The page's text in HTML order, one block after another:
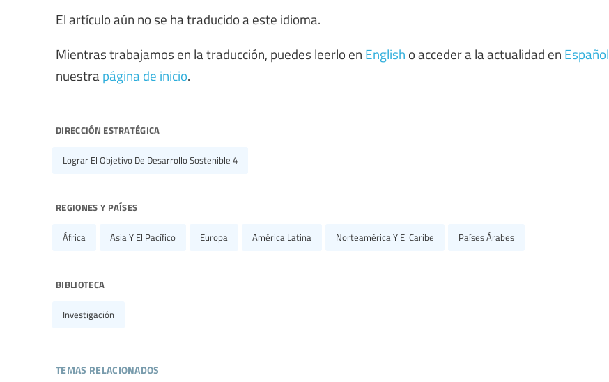
El artículo aún no se ha traducido a este idioma.
Mientras trabajamos en la traducción, puedes leerlo en English o acceder a la actualidad en Español
nuestra página de inicio.
dirección estratégica
Lograr El Objetivo De Desarrollo Sostenible 4
regiones y países
África Asia Y El Pacífico Europa América Latina Norteamérica Y El Caribe Países Árabes
biblioteca
Investigación
temas relacionados